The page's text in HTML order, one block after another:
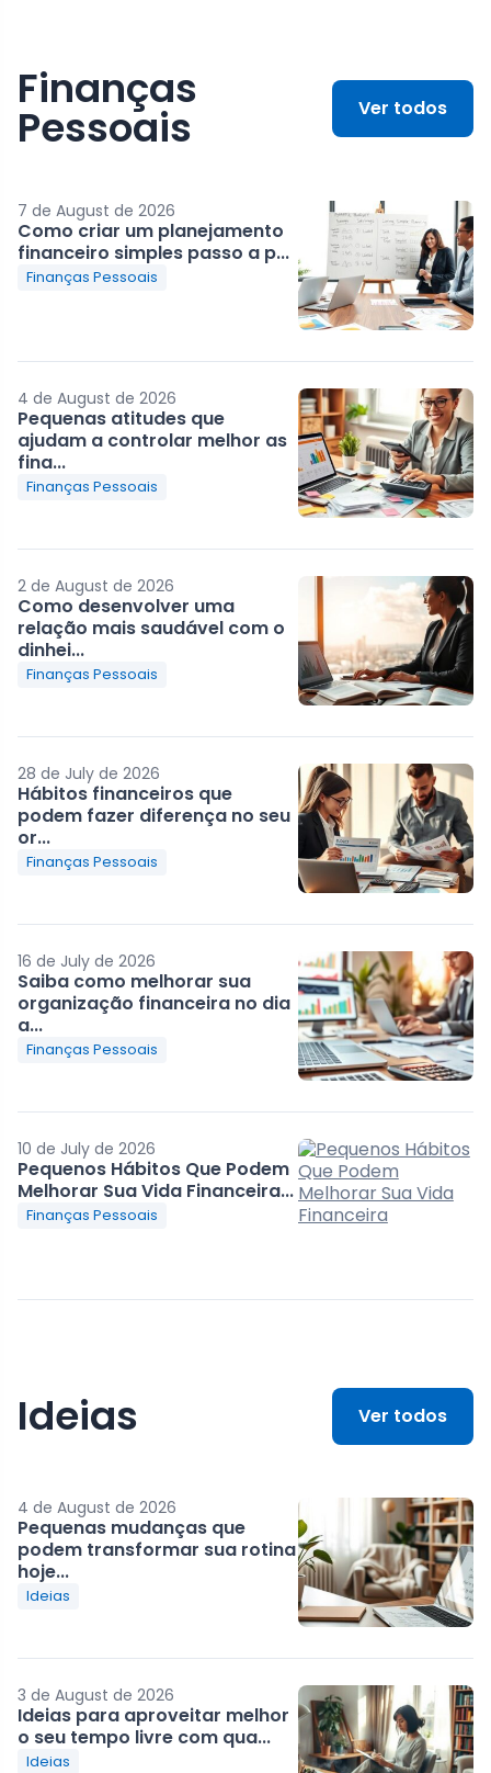
Finanças
Pessoais Ver todos
7 de August de 2026
Como criar um planejamento
financeiro simples passo a p...
Finanças Pessoais
4 de August de 2026
Pequenas atitudes que
ajudam a controlar melhor as
fina...
Finanças Pessoais
2 de August de 2026
Como desenvolver uma
relação mais saudável com o
dinhei...
Finanças Pessoais
28 de July de 2026
Hábitos financeiros que
podem fazer diferença no seu
or...
Finanças Pessoais
16 de July de 2026
Saiba como melhorar sua
organização financeira no dia
a...
Finanças Pessoais
10 de July de 2026
Pequenos Hábitos Que Podem
Melhorar Sua Vida Financeira...
Finanças Pessoais
Ideias Ver todos
4 de August de 2026
Pequenas mudanças que
podem transformar sua rotina
hoje...
Ideias
3 de August de 2026
Ideias para aproveitar melhor
o seu tempo livre com qua...
Ideias